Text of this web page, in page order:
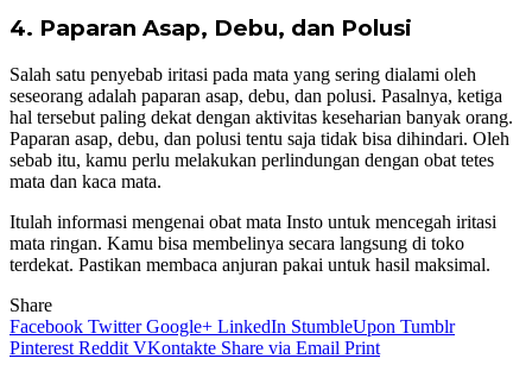
4. Paparan Asap, Debu, dan Polusi
Salah satu penyebab iritasi pada mata yang sering dialami oleh
seseorang adalah paparan asap, debu, dan polusi. Pasalnya, ketiga
hal tersebut paling dekat dengan aktivitas keseharian banyak orang.
Paparan asap, debu, dan polusi tentu saja tidak bisa dihindari. Oleh
sebab itu, kamu perlu melakukan perlindungan dengan obat tetes
mata dan kaca mata.
Itulah informasi mengenai obat mata Insto untuk mencegah iritasi
mata ringan. Kamu bisa membelinya secara langsung di toko
terdekat. Pastikan membaca anjuran pakai untuk hasil maksimal.
Share
Facebook Twitter Google+ LinkedIn StumbleUpon Tumblr
Pinterest Reddit VKontakte Share via Email Print